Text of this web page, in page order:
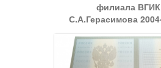
филиала
С.А.Герасимова